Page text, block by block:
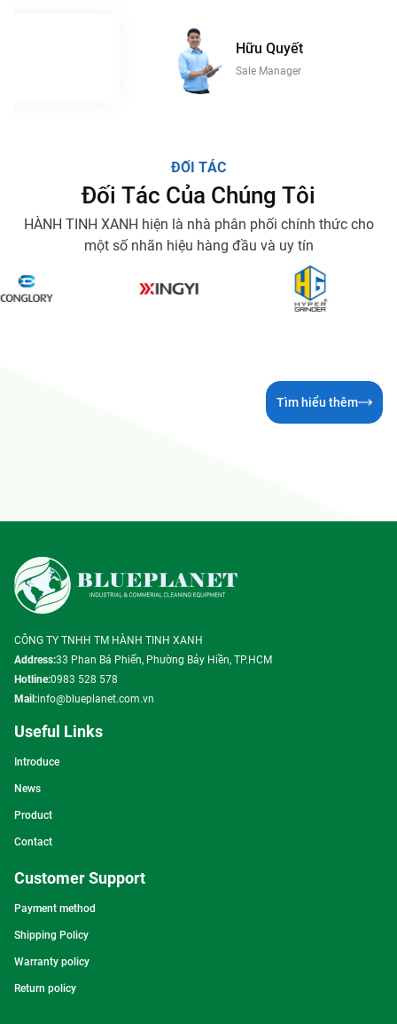
Thiện Phúc
Founder & CEO
ĐỐI TÁC
Đối Tác Của Chúng Tôi
HÀNH TINH XANH hiện là nhà phân phối chính thức cho
một số nhãn hiệu hàng đầu và uy tín
Tìm hiểu thêm
CÔNG TY TNHH TM HÀNH TINH XANH
Address:33 Phan Bá Phiến, Phường Bảy Hiền, TP.HCM
Hotline:0983 528 578
Mail:info@blueplanet.com.vn
Useful Links
Introduce
News
Product
Contact
Customer Support
Payment method
Shipping Policy
Warranty policy
Return policy